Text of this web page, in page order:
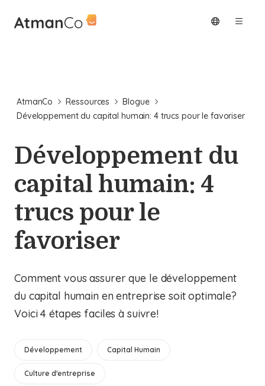
AtmanCo Ressources
Blogue
Développement du capital humain: 4 trucs pour le favoriser
Développement du
capital humain: 4
trucs pour le
favoriser
Comment vous assurer que le développement
du capital humain en entreprise soit optimale?
Voici 4 étapes faciles à suivre!
Développement Capital Humain
Culture d'entreprise